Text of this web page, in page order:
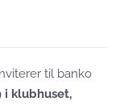
til banko
i klubhuset,